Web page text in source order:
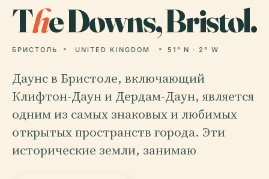
The Downs, Bristol.
БРИСТОЛЬ UNITED KINGDOM 51° N · 2° W
Даунс в Бристоле, включающий
Клифтон-Даун и Дердам-Даун, является
одним из самых знаковых и любимых
открытых пространств города. Эти
исторические земли, занимаю